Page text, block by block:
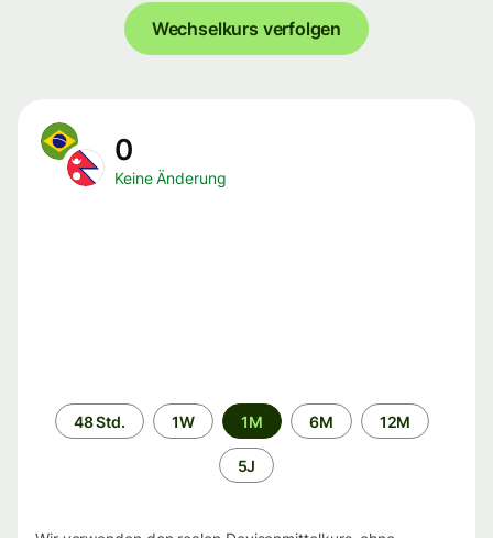
Wechselkurs verfolgen
0
Keine Änderung
Zeitraum
48 Std. 1W 1M 6M 12M
5J